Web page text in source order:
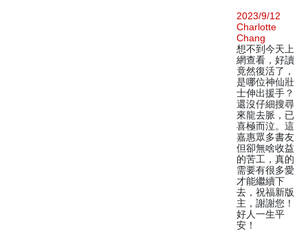
2023/9/12
Charlotte
Chang
想不到今天上
網查看，好讀
竟然復活了，
是哪位神仙壯
士伸出援手？
還沒仔細搜尋
來龍去脈，已
喜極而泣。這
嘉惠眾多書友
但卻無啥收益
的苦工，真的
需要有很多愛
才能繼續下
去，祝福新版
主，謝謝您！
好人一生平
安！